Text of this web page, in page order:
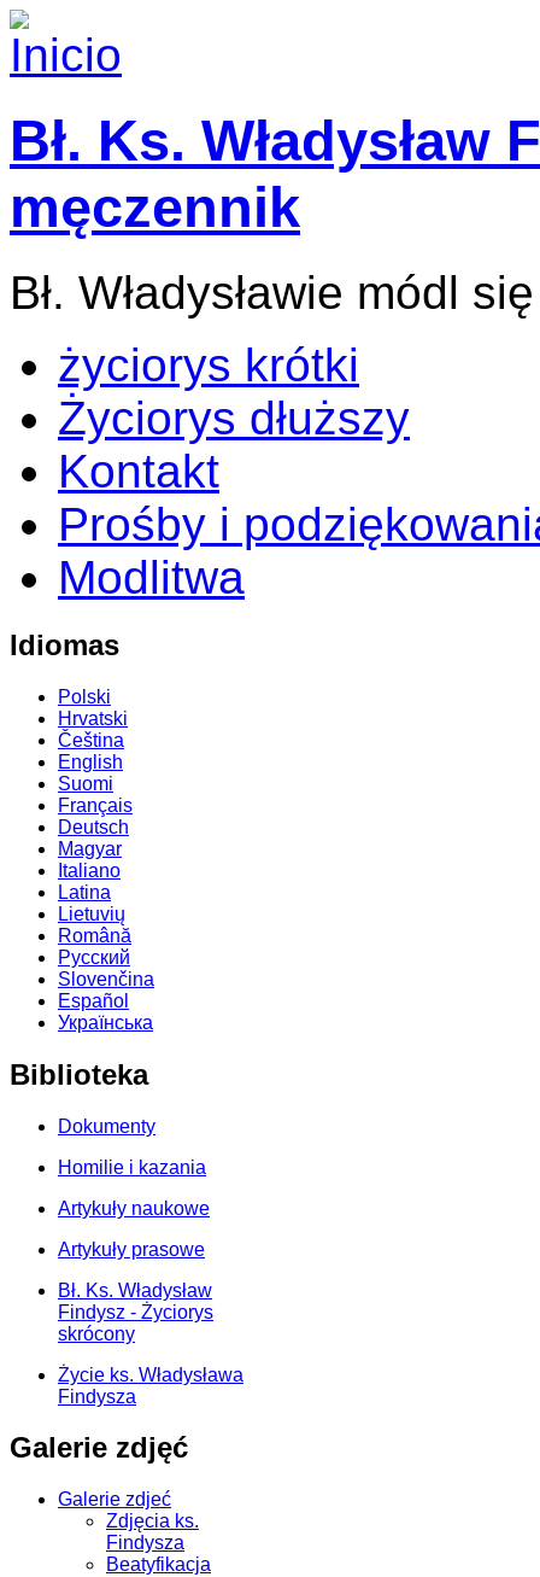
Bł. Ks. Władysław
męczennik
Bł. Władysławie módl
życiorys krótki
Życiorys dłuższy
Kontakt
Prośby i
Modlitwa
Idiomas
Polski
Hrvatski
Čeština
English
Suomi
Français
Deutsch
Magyar
Italiano
Latina
Lietuvių
Română
Русский
Slovenčina
Español
Українська
Biblioteka
Dokumenty
Homilie i kazania
Artykuły naukowe
Artykuły prasowe
Bł. Ks. Władysław
Findysz - Życiorys
skrócony
Życie ks. Władysława
Findysza
Galerie zdjęć
Galerie zdjeć
Zdjęcia ks.
Findysza
Beatyfikacja